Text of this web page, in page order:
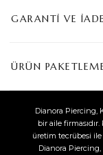
GARANTI VE İADE
ÜRÜN
Dianora Piercing,
bir aile
üretim tecrübesi
Dianora